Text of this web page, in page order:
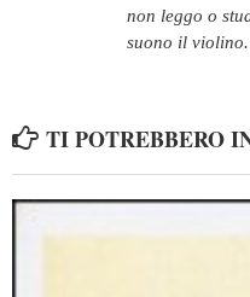
non leggo o
suono il violino.
TI POTREBBERO